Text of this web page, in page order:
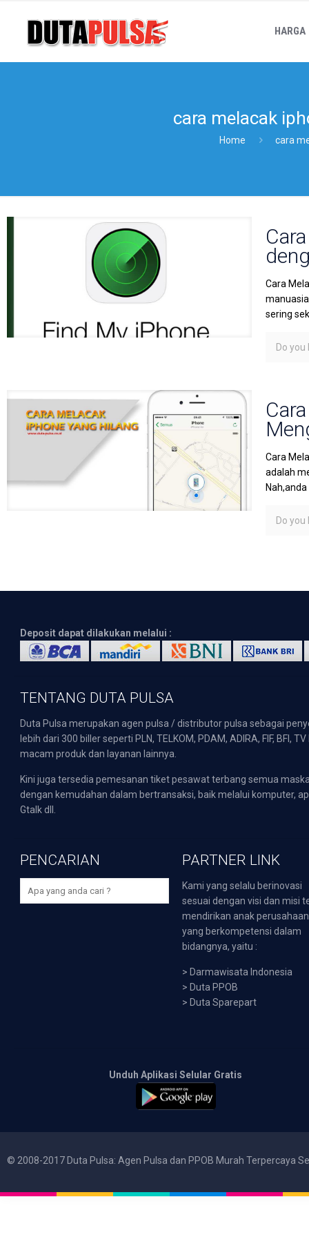
HARGA
cara melacak
Home cara
Cara
sering
Do you
Cara
adalah
Do you
Deposit dapat dilakukan melalui :
TENTANG DUTA PULSA
Duta Pulsa merupakan agen pulsa / distributor pulsa sebagai
lebih dari 300 biller seperti PLN, TELKOM, PDAM, ADIRA, FIF,
macam produk dan layanan lainnya.
Kini juga tersedia pemesanan tiket pesawat terbang semua
dengan kemudahan dalam bertransaksi, baik melalui komputer,
Gtalk dll.
PENCARIAN PARTNER LINK
Kami yang selalu berinovasi
sesuai dengan visi dan misi
mendirikan anak perusahaan
yang berkompetensi dalam
bidangnya, yaitu :
> Darmawisata Indonesia
> Duta PPOB
> Duta Sparepart
Unduh Aplikasi Selular Gratis
© 2008-2017 Duta Pulsa: Agen Pulsa dan PPOB Murah Terpercaya